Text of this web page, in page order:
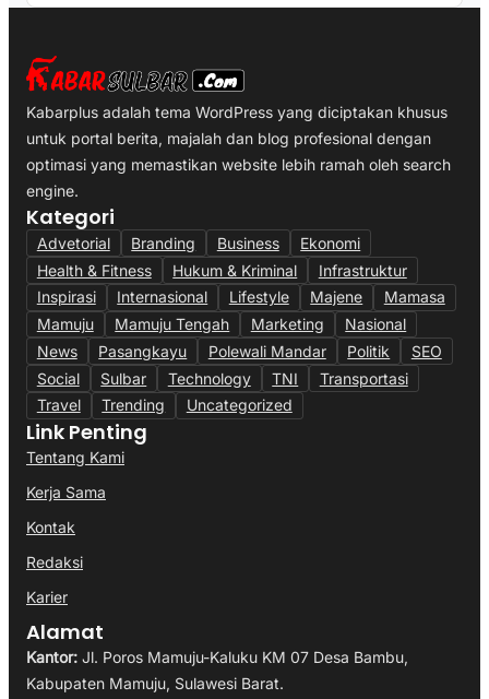
Kabarplus adalah tema WordPress yang diciptakan khusus
untuk portal berita, majalah dan blog profesional dengan
optimasi yang memastikan website lebih ramah oleh search
engine.
Kategori
Advetorial Branding Business
Ekonomi
Health & Fitness
Hukum & Kriminal
Infrastruktur
Inspirasi
Internasional Lifestyle Majene
Mamasa
Mamuju
Mamuju Tengah Marketing
Nasional
News
Pasangkayu Polewali Mandar Politik
SEO
Social
Sulbar Technology TNI
Transportasi
Travel
Trending Uncategorized
Link Penting
Tentang Kami
Kerja Sama
Kontak
Redaksi
Karier
Alamat
Kantor: Jl. Poros Mamuju-Kaluku KM 07 Desa Bambu,
Kabupaten Mamuju, Sulawesi Barat.